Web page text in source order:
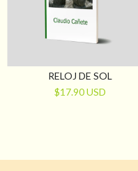
RELOJ DE SOL
$17.90 USD